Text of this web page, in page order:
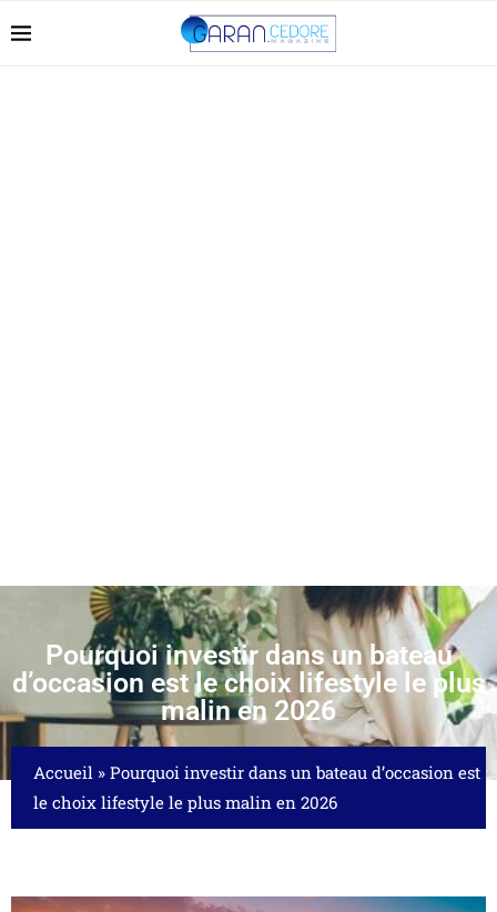
Pourquoi investir dans un bateau
d’occasion est le choix lifestyle le plus
malin en 2026
Accueil » Pourquoi investir dans un bateau d’occasion est
le choix lifestyle le plus malin en 2026